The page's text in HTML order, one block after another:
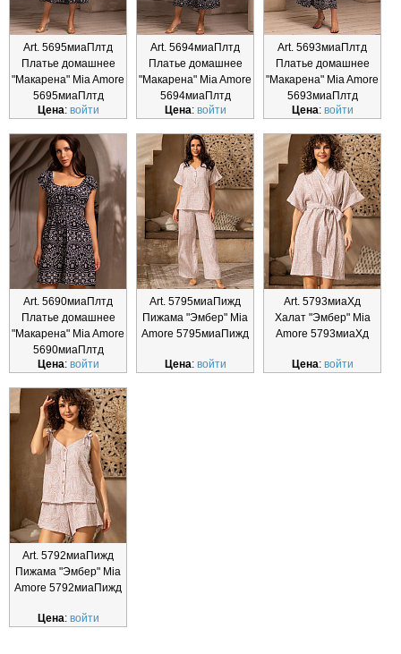
Art. 5695миаПлтд
Платье домашнее
"Макарена" Mia Amore
5695миаПлтд
Цена: войти
Art. 5694миаПлтд
Платье домашнее
"Макарена" Mia Amore
5694миаПлтд
Цена: войти
Art. 5693миаПлтд
Платье домашнее
"Макарена" Mia Amore
5693миаПлтд
Цена: войти
Art. 5690миаПлтд
Платье домашнее
"Макарена" Mia Amore
5690миаПлтд
Цена: войти
Art. 5795миаПижд
Пижама "Эмбер" Mia
Amore 5795миаПижд
Цена: войти
Art. 5793миаХд
Халат "Эмбер" Mia
Amore 5793миаХд
Цена: войти
Art. 5792миаПижд
Пижама "Эмбер" Mia
Amore 5792миаПижд
Цена: войти